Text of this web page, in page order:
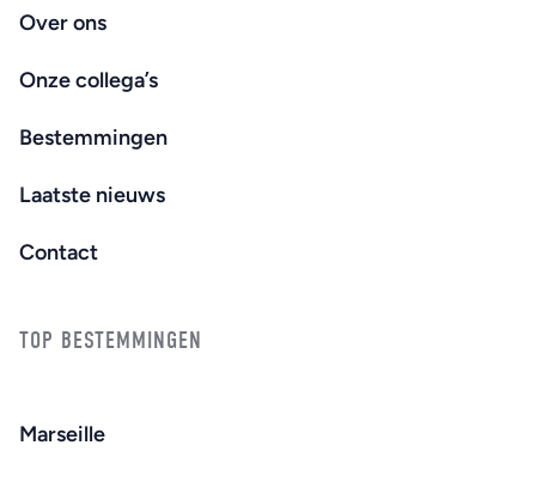
Over ons
Onze collega’s
Bestemmingen
Laatste nieuws
Contact
TOP BESTEMMINGEN
Marseille